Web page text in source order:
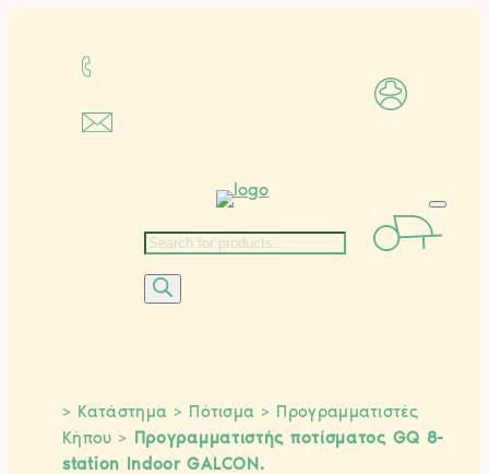
περιεχόμενο
Αναζήτηση
προϊόντων
> Κατάστημα > Πότισμα > Προγραμματιστές
Κήπου > Προγραμματιστής ποτίσματος GQ 8-
station Indoor GALCON.